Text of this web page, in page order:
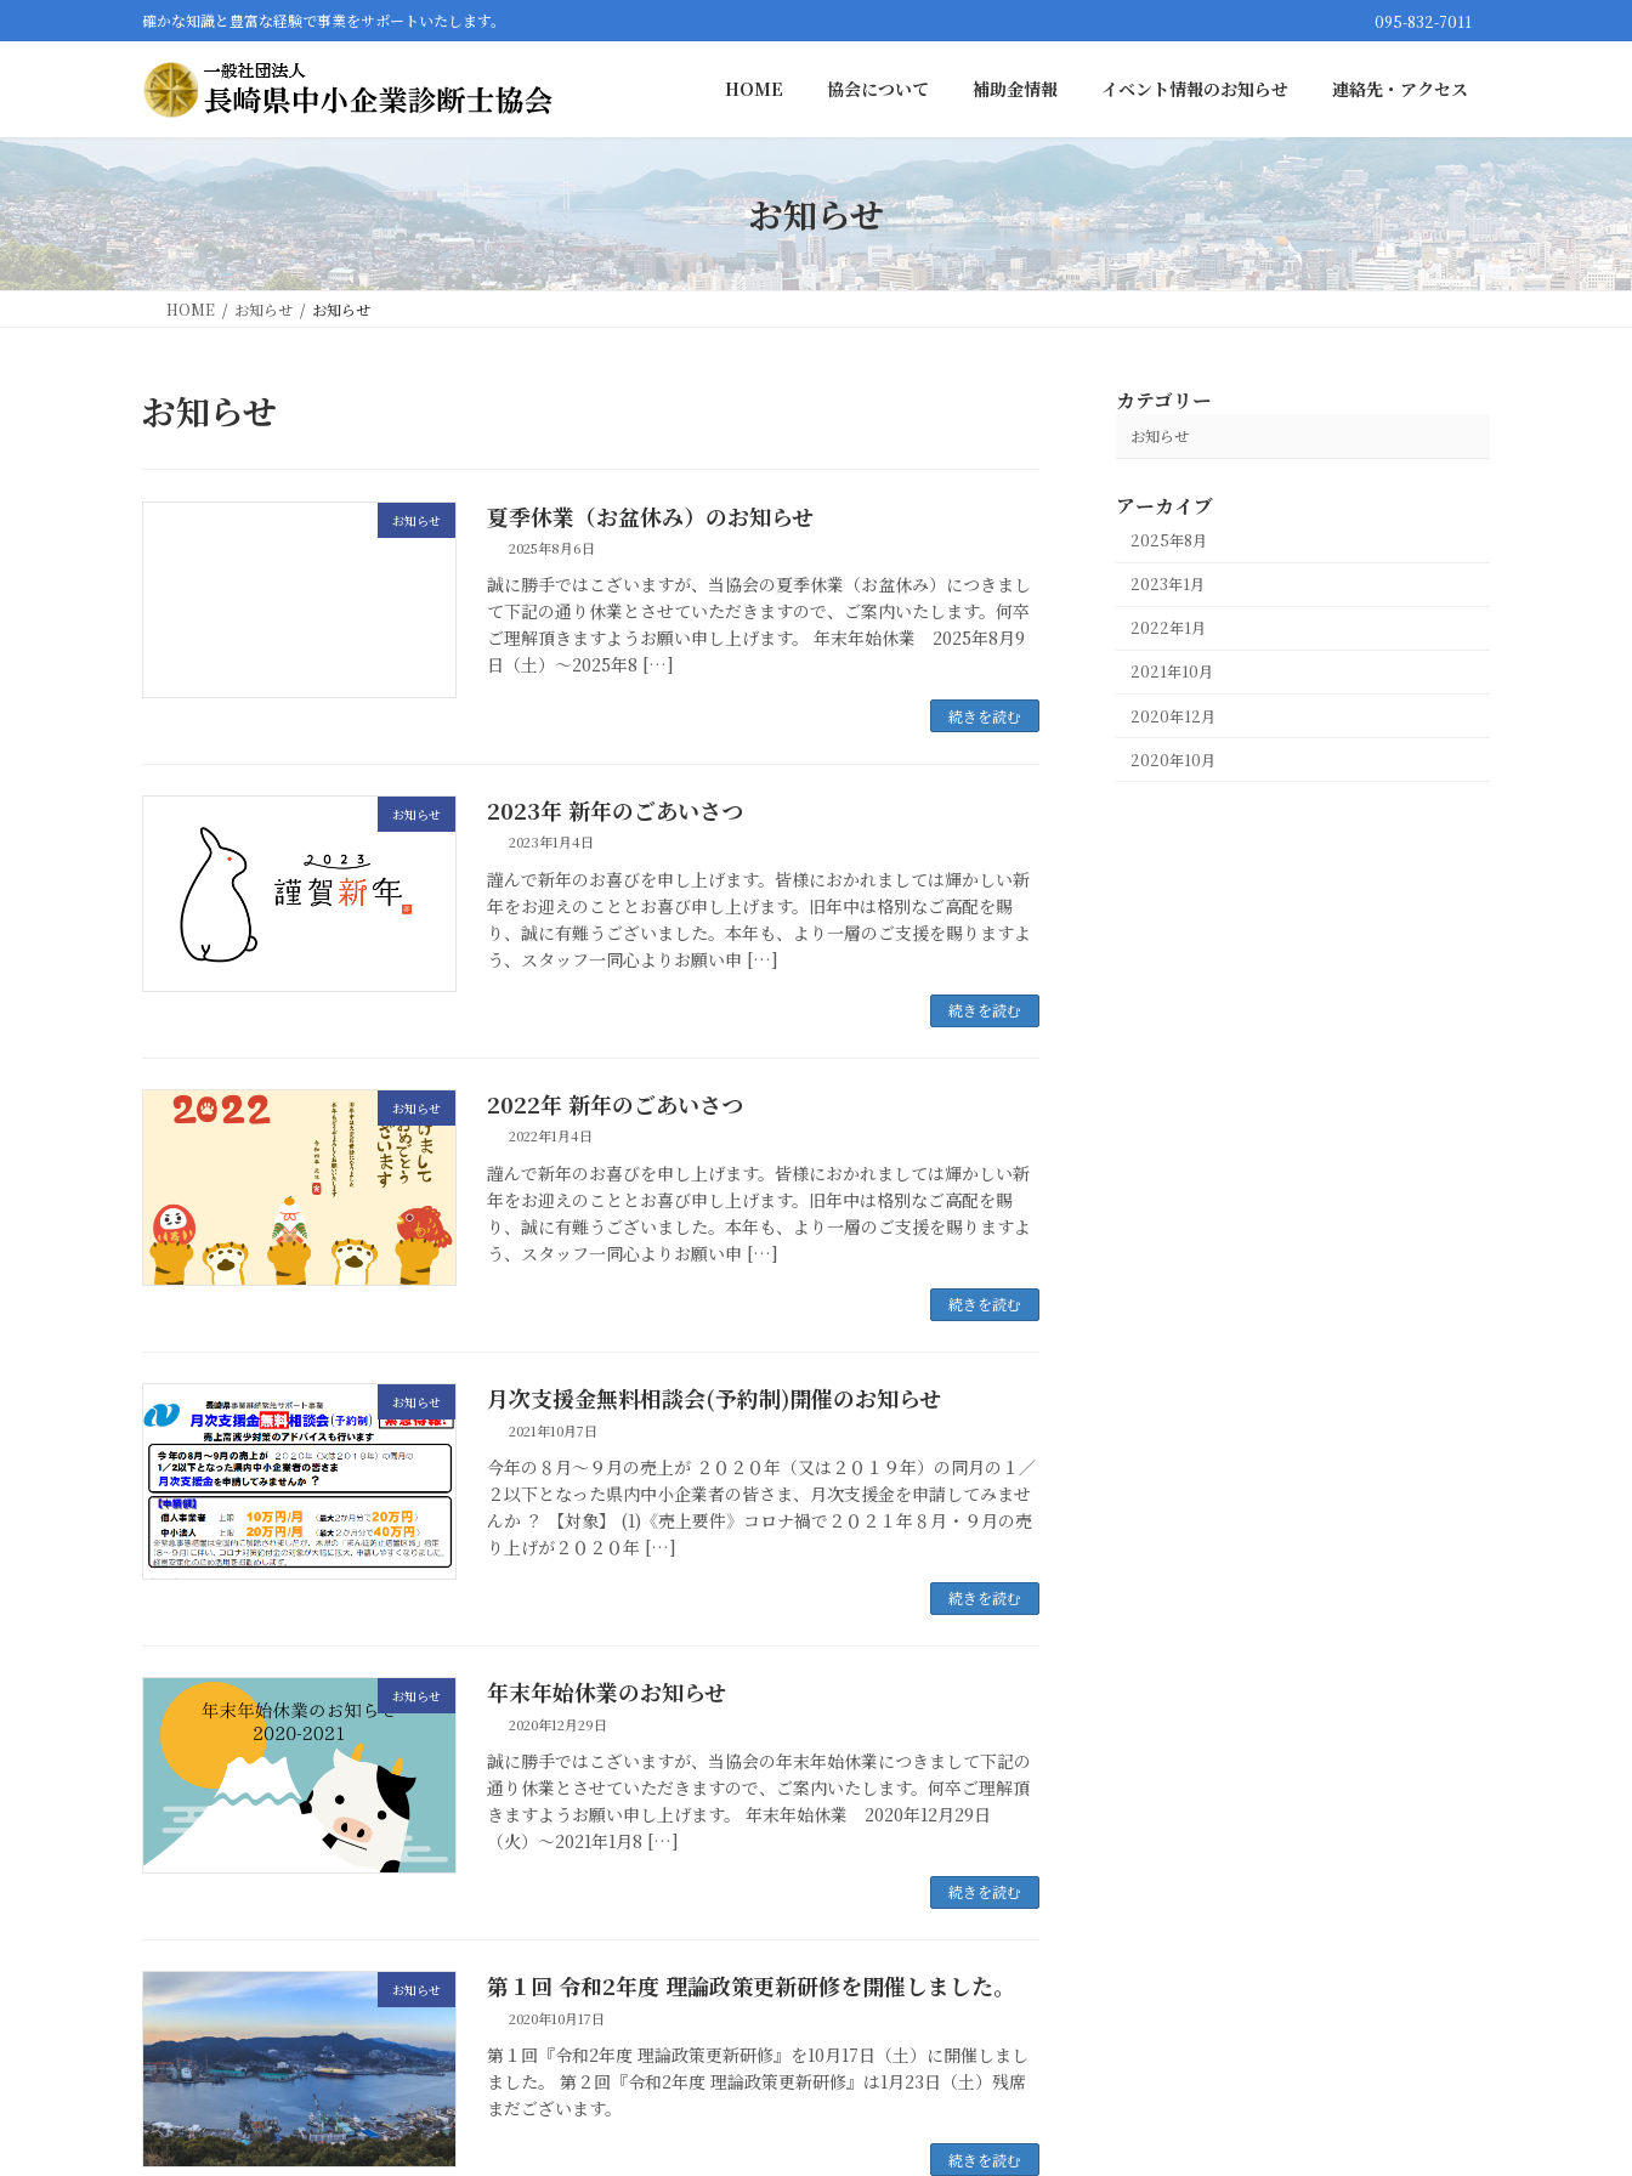
ン
へ
キ
ッ
プ
ビ
ョ
に
移
動
確かな知識と豊富な経験で事業をサポートいたします。 095-832-7011
HOME 協会について 補助金情報 イベント情報のお知らせ 連絡先・アクセス
お知らせ
HOME お知らせ お知らせ
お知らせ
お知らせ 夏季休業（お盆休み）のお知らせ
2025年8月6日
誠に勝手ではこざいますが、当協会の夏季休業（お盆休み）につきまし
て下記の通り休業とさせていただきますので、ご案内いたします。何卒
ご理解頂きますようお願い申し上げます。 年末年始休業 2025年8月9
日（土）～2025年8 […]
続きを読む
お知らせ 2023年 新年のごあいさつ
2023年1月4日
謹んで新年のお喜びを申し上げます。皆様におかれましては輝かしい新
年をお迎えのこととお喜び申し上げます。旧年中は格別なご高配を賜
り、誠に有難うございました。本年も、より一層のご支援を賜りますよ
う、スタッフ一同心よりお願い申 […]
続きを読む
お知らせ 2022年 新年のごあいさつ
2022年1月4日
謹んで新年のお喜びを申し上げます。皆様におかれましては輝かしい新
年をお迎えのこととお喜び申し上げます。旧年中は格別なご高配を賜
り、誠に有難うございました。本年も、より一層のご支援を賜りますよ
う、スタッフ一同心よりお願い申 […]
続きを読む
お知らせ 月次支援金無料相談会(予約制)開催のお知らせ
2021年10月7日
今年の８月～９月の売上が ２０２０年（又は２０１９年）の同月の１／
２以下となった県内中小企業者の皆さま、月次支援金を申請してみませ
んか ？ 【対象】 (1)《売上要件》コロナ禍で２０２１年８月・９月の売
り上げが２０２０年 […]
続きを読む
お知らせ 年末年始休業のお知らせ
2020年12月29日
誠に勝手ではこざいますが、当協会の年末年始休業につきまして下記の
通り休業とさせていただきますので、ご案内いたします。何卒ご理解頂
きますようお願い申し上げます。 年末年始休業 2020年12月29日
（火）～2021年1月8 […]
続きを読む
お知らせ 第１回 令和2年度 理論政策更新研修を開催しました。
2020年10月17日
第１回『令和2年度 理論政策更新研修』を10月17日（土）に開催しまし
ました。 第２回『令和2年度 理論政策更新研修』は1月23日（土）残席
まだございます。
続きを読む
カテゴリー
お知らせ
アーカイブ
2025年8月
2023年1月
2022年1月
2021年10月
2020年12月
2020年10月